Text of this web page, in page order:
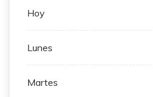
Hoy
Lunes
Martes